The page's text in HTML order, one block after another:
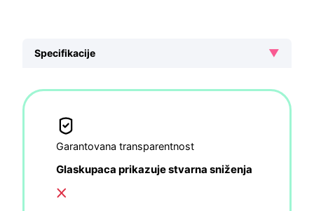
Specifikacije ▼
Garantovana transparentnost
Glaskupaca prikazuje stvarna sniženja